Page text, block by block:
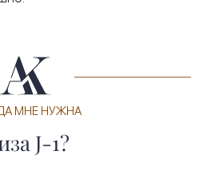
МНЕ НУЖНА
J-1?